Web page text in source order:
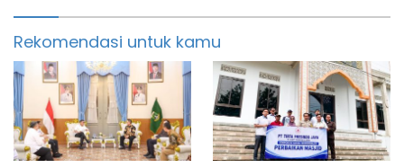
Rekomendasi untuk kamu